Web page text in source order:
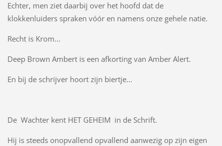
Echter, men ziet daarbij over het hoofd dat de
klokkenluiders spraken vóór en namens onze gehele natie.
Recht is Krom...
Deep Brown Ambert is een afkorting van Amber Alert.
En bij de schrijver hoort zijn biertje...
De Wachter kent HET GEHEIM in de Schrift.
Hij is steeds onopvallend opvallend aanwezig op zijn eigen